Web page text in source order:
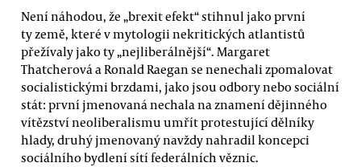
Není náhodou, že „brexit efekt“ stihnul jako první
ty země, které v mytologii nekritických atlantistů
přežívaly jako ty „nejliberálnější“. Margaret
Thatcherová a Ronald Raegan se nenechali zpomalovat
socialistickými brzdami, jako jsou odbory nebo sociální
stát: první jmenovaná nechala na znamení dějinného
vítězství neoliberalismu umřít protestující dělníky
hlady, druhý jmenovaný navždy nahradil koncepci
sociálního bydlení sítí federálních věznic.